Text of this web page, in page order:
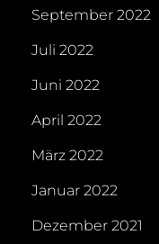
September 2022
Juli 2022
Juni 2022
April 2022
März 2022
Januar 2022
Dezember 2021